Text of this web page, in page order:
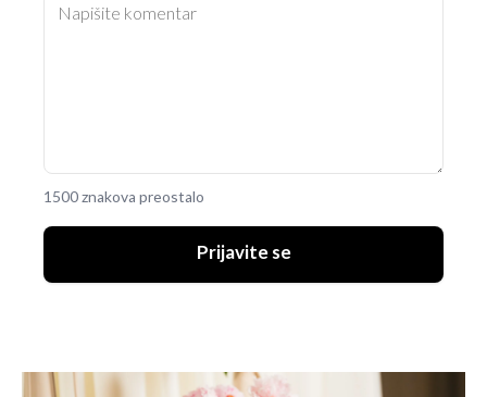
1500 znakova preostalo
Prijavite se